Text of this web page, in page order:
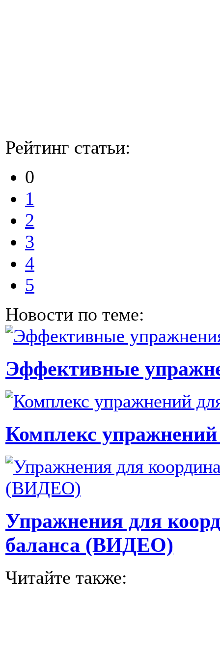
Рейтинг статьи:
0
1
2
3
4
5
Новости по теме:
Эффективные
Комплекс
Упражнения для
баланса (ВИДЕО)
Читайте также: